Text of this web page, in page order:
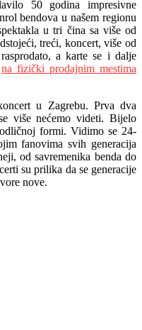
50 godina impresivne
bendova u našem regionu
u tri čina sa više od
treći, koncert, više od
a karte se i dalje
na fizički prodajnim mestima
u Zagrebu. Prva dva
više nećemo videti. Bijelo
formi. Vidimo se 24-
fanovima svih generacija
od savremenika benda do
su prilika da se generacije
nove.